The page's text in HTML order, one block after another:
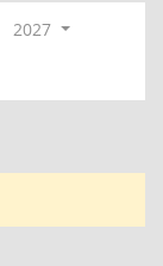
2027